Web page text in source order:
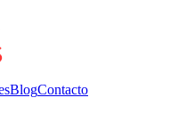
BlogContacto